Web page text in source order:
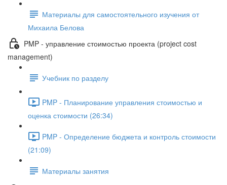
Материалы для самостоятельного изучения от
Михаила Белова
PMP - управление стоимостью проекта (project cost
management)
Учебник по разделу
PMP - Планирование управления стоимостью и
оценка стоимости (26:34)
PMP - Определение бюджета и контроль стоимости
(21:09)
Материалы занятия